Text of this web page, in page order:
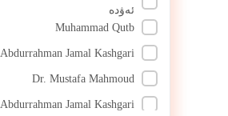
ئەۋدە
Muhammad Qutb
Abdurrahman Jamal Kashgari
Dr. Mustafa Mahmoud
Abdurrahman Jamal Kashgari